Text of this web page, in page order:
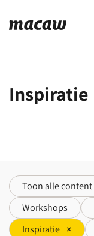
Inspiratie
Toon alle content
Workshops
Inspiratie